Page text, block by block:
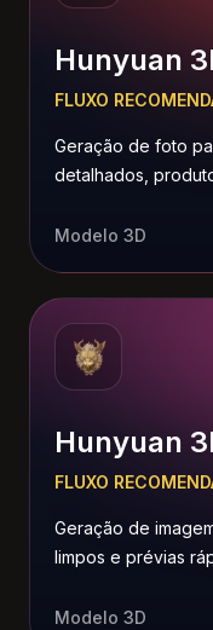
Hunyuan
FLUXO
Geração de foto
detalhados,
Modelo 3D
Hunyuan
FLUXO
Geração de
limpos e prévias
Modelo 3D